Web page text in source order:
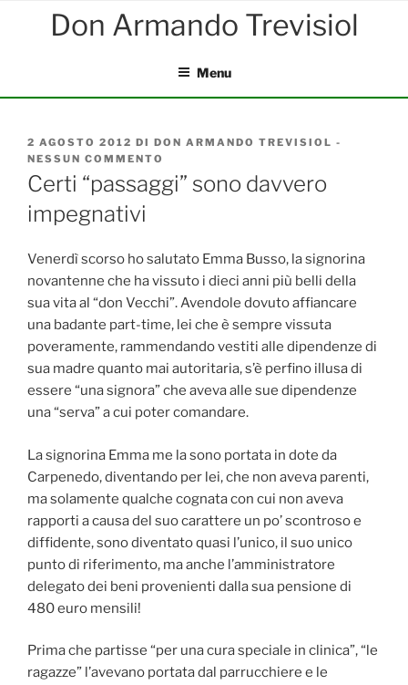
Menu
PUBBLICATO
IL
2 AGOSTO 2012 DI DON ARMANDO TREVISIOL -
NESSUN COMMENTO
CERTI
“PASSAGGI”
Certi “passaggi” sono davvero
impegnativi
Venerdì scorso ho salutato Emma Busso, la signorina
novantenne che ha vissuto i dieci anni più belli della
sua vita al “don Vecchi”. Avendole dovuto affiancare
una badante part-time, lei che è sempre vissuta
poveramente, rammendando vestiti alle dipendenze di
sua madre quanto mai autoritaria, s’è perfino illusa di
essere “una signora” che aveva alle sue dipendenze
una “serva” a cui poter comandare.
La signorina Emma me la sono portata in dote da
Carpenedo, diventando per lei, che non aveva parenti,
ma solamente qualche cognata con cui non aveva
rapporti a causa del suo carattere un po’ scontroso e
diffidente, sono diventato quasi l’unico, il suo unico
punto di riferimento, ma anche l’amministratore
delegato dei beni provenienti dalla sua pensione di
480 euro mensili!
Prima che partisse “per una cura speciale in clinica”, “le
ragazze” l’avevano portata dal parrucchiere e le